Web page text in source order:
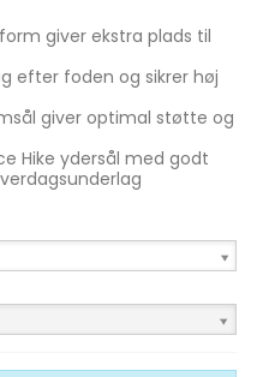
giver ekstra plads til
efter foden og sikrer høj
giver optimal støtte og
Hike ydersål med godt